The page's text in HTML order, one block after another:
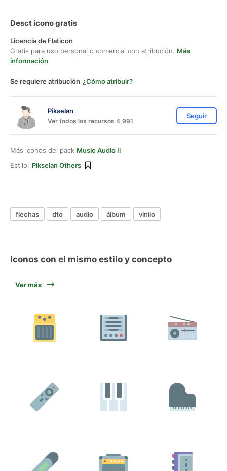
Desct icono gratis
Licencia de Flaticon
Gratis para uso personal o comercial con atribución. Más
información
Se requiere atribución ¿Cómo atribuir?
Pikselan
Ver todos los recursos 4,991
Seguir
Más iconos del pack Music Audio Ii
Estilo: Pikselan Others
flechas dto audio álbum vinilo
Iconos con el mismo estilo y concepto
Ver más